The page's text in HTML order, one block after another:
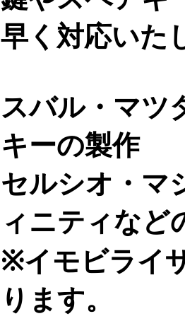
早く対応いた
スバル・マツ
キーの製作
セルシオ・マ
ィニティなど
※イモビライ
ります。